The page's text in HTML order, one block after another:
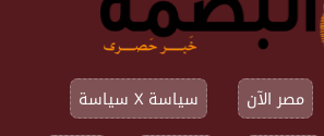
مصر الآن
سياسة X سياسة